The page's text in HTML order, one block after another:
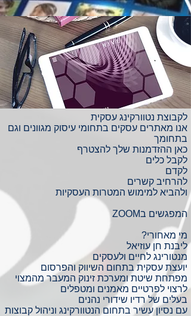
לקבוצת נטוורקינג עסקית
אנו מאתרים עסקים בתחומי עיסוק מגוונים וגם
בתחומך
כאן ההזדמנות שלך להצטרף
לקבל כלים
לקדם
להרחיב קשרים
ולהביא למימוש המטרות העסקיות
המפגשים בZOOM
מי מאחורי?
ליבנת חן עוזיאל
מנטורינג לחיים ולעסקים
יועצת עסקית בתחום השיווק והפרסום
מפתחת שיטת ומערכת זינוק המעבר מהמצוי
לרצוי לפרטיים מאמנים ומטפלים
בעלים של רדיו שידורי נהנים
עם נסיון עשיר בתחום הנטוורקינג וניהול קבוצות